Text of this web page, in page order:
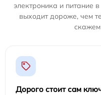
электроника и питание
выходит дороже, чем
скажем
Дорого стоит сам